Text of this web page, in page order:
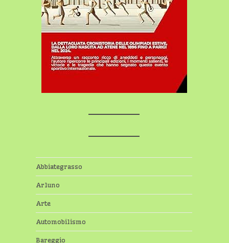
Abbiategrasso
Arluno
Arte
Automobilismo
Bareggio